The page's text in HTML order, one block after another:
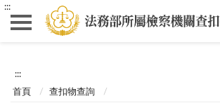
:::
:::
首頁 查扣物查詢